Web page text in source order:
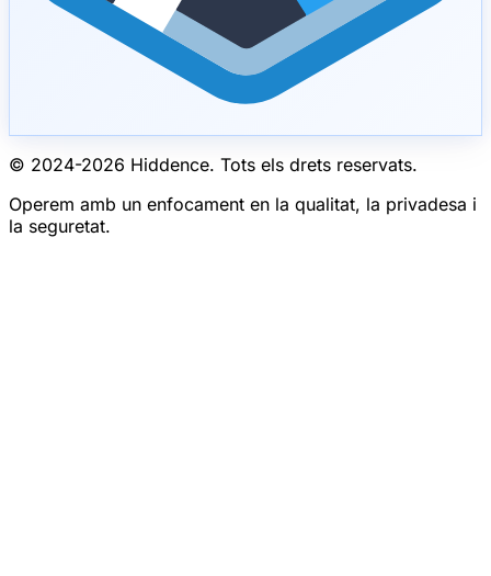
© 2024-2026 Hiddence. Tots els drets reservats.
Operem amb un enfocament en la qualitat, la privadesa i
la seguretat.